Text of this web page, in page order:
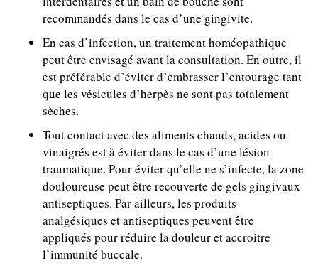
recommandés dans le cas d’une gingivite.
En cas d’infection, un traitement homéopathique
peut être envisagé avant la consultation. En outre, il
est préférable d’éviter d’embrasser l’entourage tant
que les vésicules d’herpès ne sont pas totalement
sèches.
Tout contact avec des aliments chauds, acides ou
vinaigrés est à éviter dans le cas d’une lésion
traumatique. Pour éviter qu’elle ne s’infecte, la zone
douloureuse peut être recouverte de gels gingivaux
antiseptiques. Par ailleurs, les produits
analgésiques et antiseptiques peuvent être
appliqués pour réduire la douleur et accroitre
l’immunité buccale.